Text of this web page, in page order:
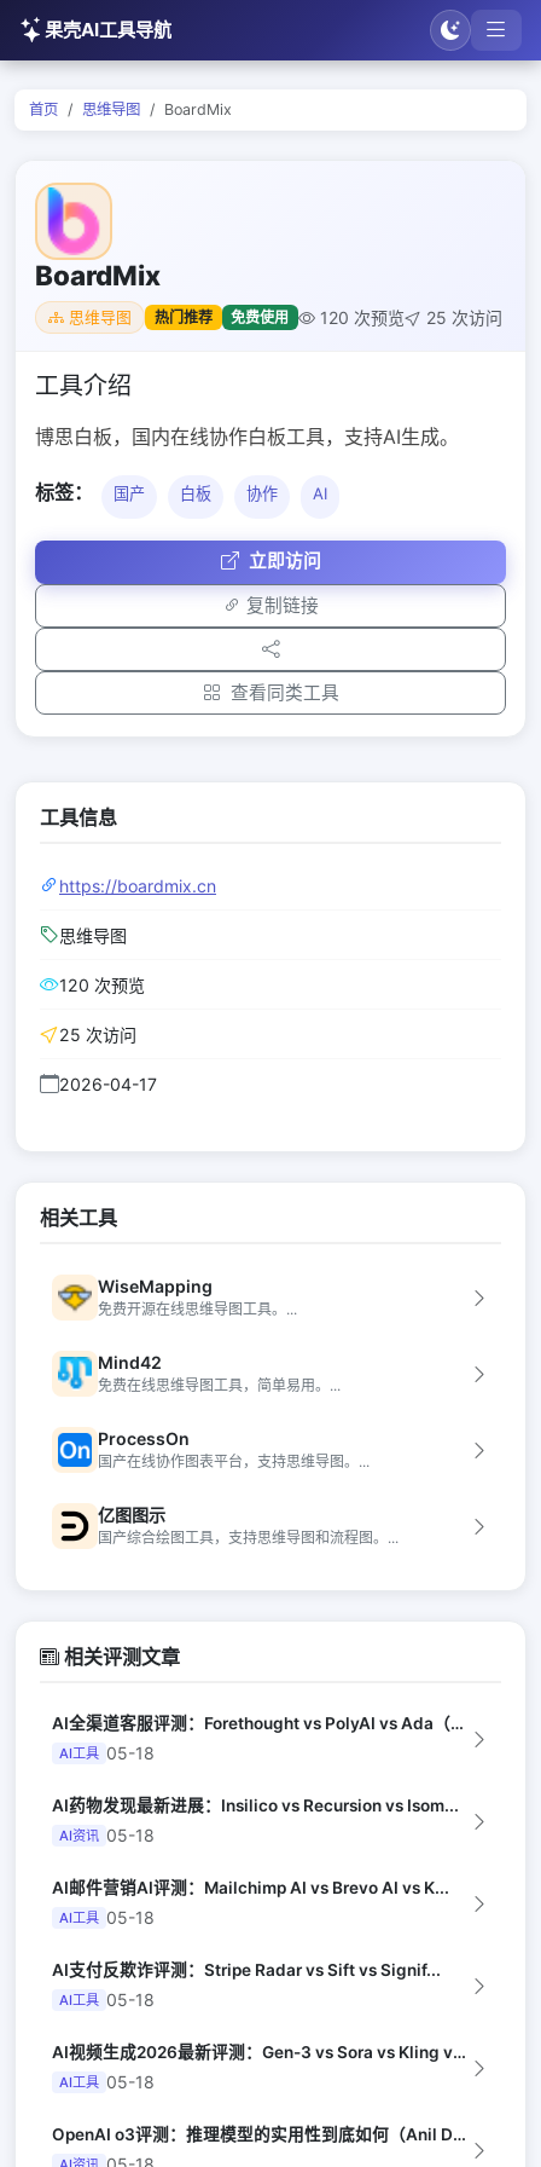
果壳AI工具导航
首页 思维导图 BoardMix
BoardMix
思维导图 热门推荐 免费使用 120 次预览 25 次访问
工具介绍
博思白板，国内在线协作白板工具，支持AI生成。
标签： 国产 白板 协作 AI
立即访问
复制链接
查看同类工具
工具信息
https://boardmix.cn
思维导图
120 次预览
25 次访问
2026-04-17
相关工具
WiseMapping
免费开源在线思维导图工具。...
Mind42
免费在线思维导图工具，简单易用。...
ProcessOn
国产在线协作图表平台，支持思维导图。...
亿图图示
国产综合绘图工具，支持思维导图和流程图。...
相关评测文章
AI全渠道客服评测：Forethought vs PolyAI vs Ada（G...
AI工具 05-18
AI药物发现最新进展：Insilico vs Recursion vs Isom...
AI资讯 05-18
AI邮件营销AI评测：Mailchimp AI vs Brevo AI vs K...
AI工具 05-18
AI支付反欺诈评测：Stripe Radar vs Sift vs Signif...
AI工具 05-18
AI视频生成2026最新评测：Gen-3 vs Sora vs Kling vs...
AI工具 05-18
OpenAI o3评测：推理模型的实用性到底如何（Anil Dash）